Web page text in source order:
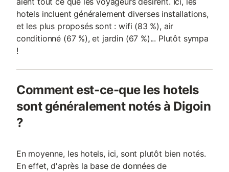
hotels incluent généralement diverses installations,
et les plus proposés sont : wifi (83 %), air
conditionné (67 %), et jardin (67 %)... Plutôt sympa
!
Comment est-ce-que les hotels
sont généralement notés à Digoin
?
En moyenne, les hotels, ici, sont plutôt bien notés.
En effet, d'après la base de données de